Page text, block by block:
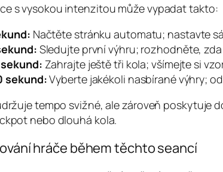
s vysokou intenzitou může vypadat takto:
Načtěte stránku automatu; nastavte
Sledujte první výhru; rozhodněte,
Zahrajte ještě tři kola; všímejte si
sekund:Vyberte jakékoli nasbírané výhry;
tempo svižné, ale zároveň poskytuje
nebo dlouhá kola.
hráče během těchto seancí